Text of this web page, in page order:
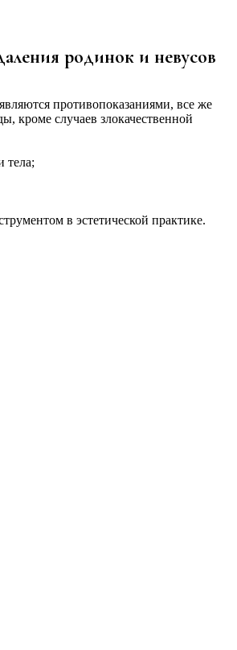
родинок и невусов
противопоказаниями, все же
кроме случаев злокачественной
тела;
в эстетической практике.